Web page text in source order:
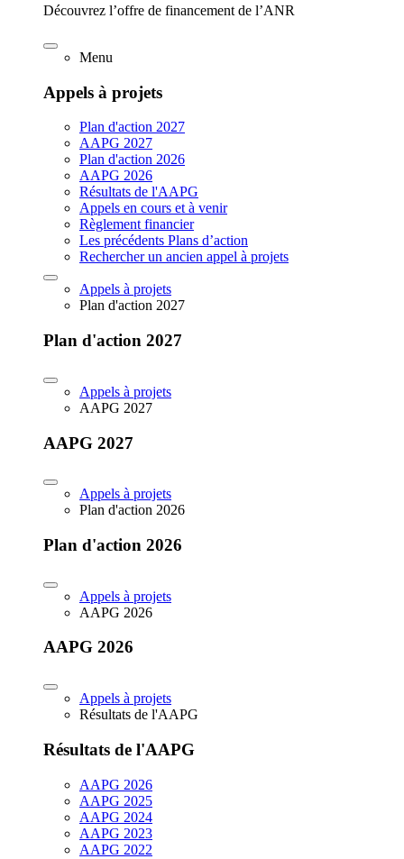
Découvrez l’offre de financement de l’ANR
Menu
Appels à projets
Plan d'action 2027
AAPG 2027
Plan d'action 2026
AAPG 2026
Résultats de l'AAPG
Appels en cours et à venir
Règlement financier
Les précédents Plans d’action
Rechercher un ancien appel à projets
Appels à projets
Plan d'action 2027
Plan d'action 2027
Appels à projets
AAPG 2027
AAPG 2027
Appels à projets
Plan d'action 2026
Plan d'action 2026
Appels à projets
AAPG 2026
AAPG 2026
Appels à projets
Résultats de l'AAPG
Résultats de l'AAPG
AAPG 2026
AAPG 2025
AAPG 2024
AAPG 2023
AAPG 2022